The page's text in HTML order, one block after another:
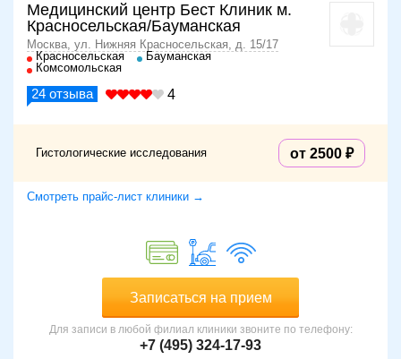
Медицинский центр Бест Клиник м.
Красносельская/Бауманская
Москва, ул. Нижняя Красносельская, д. 15/17
Красносельская
Бауманская
Комсомольская
24 отзыва 4
Гистологические исследования от 2500
Смотреть прайс-лист клиники →
Записаться на прием
Для записи в любой филиал клиники звоните по телефону:
+7 (495) 324-17-93